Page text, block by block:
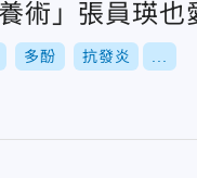
術」張員瑛
多酚 抗發炎